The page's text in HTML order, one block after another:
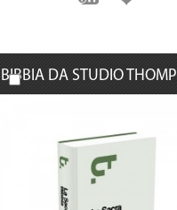
BIBBIA DA STUDIO